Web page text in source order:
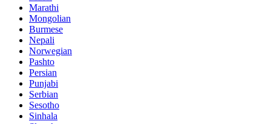
Marathi
Mongolian
Burmese
Nepali
Norwegian
Pashto
Persian
Punjabi
Serbian
Sesotho
Sinhala